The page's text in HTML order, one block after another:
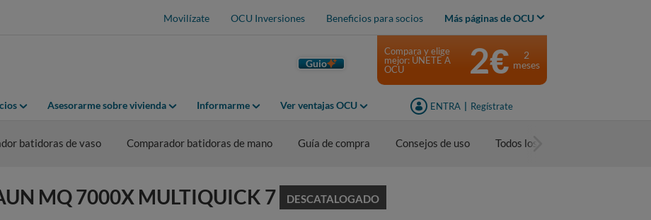
Movilízate OCU Inversiones Beneficios para socios Más páginas de OCU
Guio
Asesorarme sobre vivienda Informarme Ver ventajas OCU ENTRA Regístrate
Compara y elige
mejor: ÚNETE A
OCU
2€
2
meses
batidoras de vaso Comparador batidoras de mano Guía de compra Consejos de uso Todos los contenidos
MQ 7000X MULTIQUICK 7 DESCATALOGADO